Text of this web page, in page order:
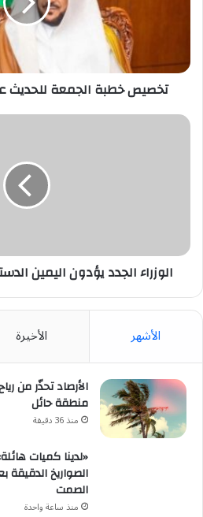
تخصيص خطبة الجمعة للحديث
الوزراء
الوزراء الجدد يؤدون اليمين
الأشهر الأخيرة
الأرصاد تحذّر من
منطقة حائل
منذ 36 دقيقة
«لدينا كميات
الصواريخ الدقيقة
الصمت
منذ ساعة واحدة